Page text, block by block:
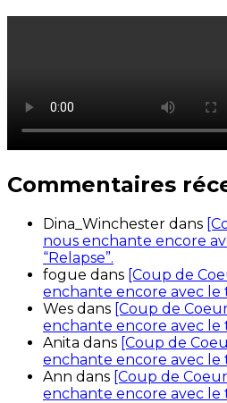
Commentaires
Dina_Winchester dans
nous enchante encore
“Relapse”.
fogue dans [Coup de
enchante encore avec le
Wes dans [Coup de
enchante encore avec le
Anita dans [Coup de
enchante encore avec le
Ann dans [Coup de
enchante encore avec le